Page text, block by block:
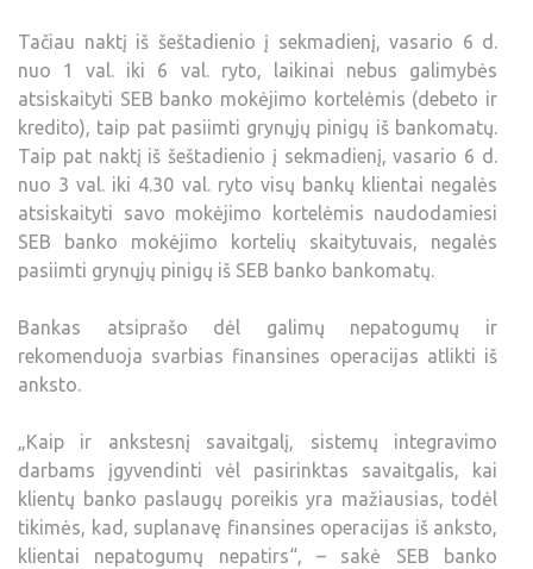
Tačiau naktį iš šeštadienio į sekmadienį, vasario 6 d.
nuo 1 val. iki 6 val. ryto, laikinai nebus galimybės
atsiskaityti SEB banko mokėjimo kortelėmis (debeto ir
kredito), taip pat pasiimti grynųjų pinigų iš bankomatų.
Taip pat naktį iš šeštadienio į sekmadienį, vasario 6 d.
nuo 3 val. iki 4.30 val. ryto visų bankų klientai negalės
atsiskaityti savo mokėjimo kortelėmis naudodamiesi
SEB banko mokėjimo kortelių skaitytuvais, negalės
pasiimti grynųjų pinigų iš SEB banko bankomatų.
Bankas atsiprašo dėl galimų nepatogumų ir
rekomenduoja svarbias finansines operacijas atlikti iš
anksto.
„Kaip ir ankstesnį savaitgalį, sistemų integravimo
darbams įgyvendinti vėl pasirinktas savaitgalis, kai
klientų banko paslaugų poreikis yra mažiausias, todėl
tikimės, kad, suplanavę finansines operacijas iš anksto,
klientai nepatogumų nepatirs“, – sakė SEB banko